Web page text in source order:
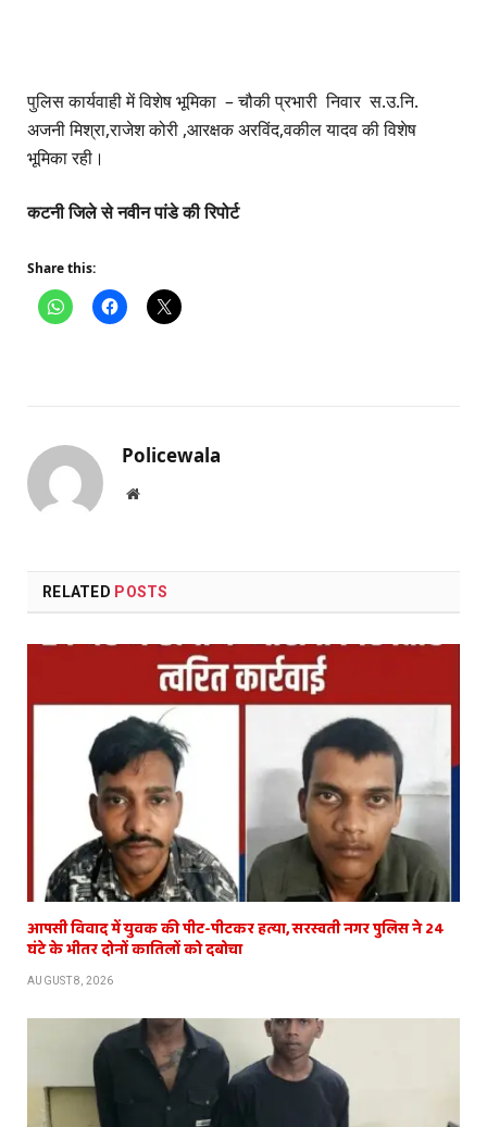
पुलिस कार्यवाही में विशेष भूमिका – चौकी प्रभारी निवार स.उ.नि.
अजनी मिश्रा,राजेश कोरी ,आरक्षक अरविंद,वकील यादव की विशेष
भूमिका रही।
कटनी जिले से नवीन पांडे की रिपोर्ट
Share this:
Policewala
Website
RELATED POSTS
आपसी विवाद में युवक की पीट-पीटकर हत्या, सरस्वती नगर पुलिस ने 24
घंटे के भीतर दोनों कातिलों को दबोचा
AUGUST 8, 2026